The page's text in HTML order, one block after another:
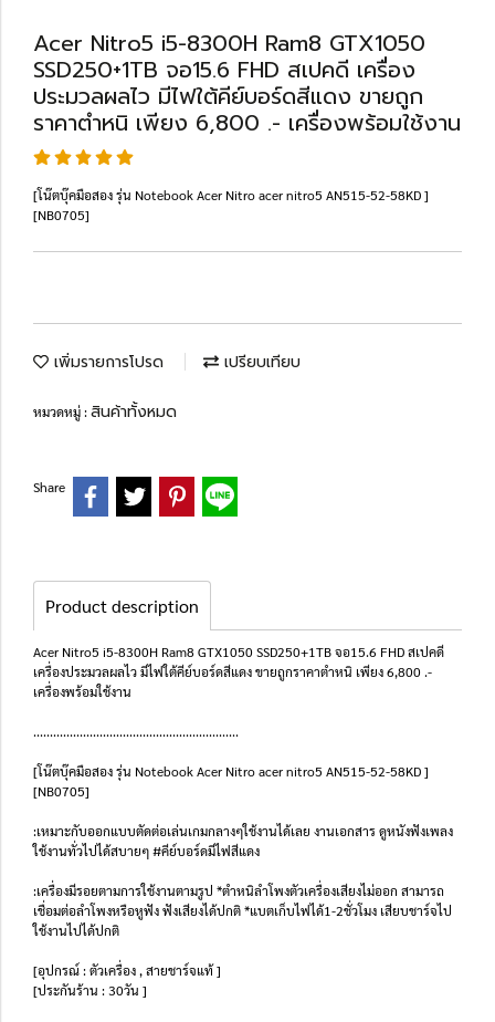
Acer Nitro5 i5-8300H Ram8 GTX1050
SSD250+1TB จอ15.6 FHD สเปคดี เครื่อง
ประมวลผลไว มีไฟใต้คีย์บอร์ดสีแดง ขายถูก
ราคาตำหนิ เพียง 6,800 .- เครื่องพร้อมใช้งาน
[โน๊ตบุ๊คมือสอง รุ่น Notebook Acer Nitro acer nitro5 AN515-52-58KD ]
[NB0705]
เพิ่มรายการโปรด เปรียบเทียบ
หมวดหมู่ :สินค้าทั้งหมด
Share
Product description
Acer Nitro5 i5-8300H Ram8 GTX1050 SSD250+1TB จอ15.6 FHD สเปคดี
เครื่องประมวลผลไว มีไฟใต้คีย์บอร์ดสีแดง ขายถูกราคาตำหนิ เพียง 6,800 .-
เครื่องพร้อมใช้งาน
..............................................................
[โน๊ตบุ๊คมือสอง รุ่น Notebook Acer Nitro acer nitro5 AN515-52-58KD ]
[NB0705]
:เหมาะกับออกแบบตัดต่อเล่นเกมกลางๆใช้งานได้เลย งานเอกสาร ดูหนังฟังเพลง
ใช้งานทั่วไปได้สบายๆ #คีย์บอร์ดมีไฟสีแดง
:เครื่องมีรอยตามการใช้งานตามรูป *ตำหนิลำโพงตัวเครื่องเสียงไม่ออก สามารถ
เชื่อมต่อลำโพงหรือหูฟัง ฟังเสียงได้ปกติ *แบตเก็บไฟได้1-2ชั่วโมง เสียบชาร์จไป
ใช้งานไปได้ปกติ
[อุปกรณ์ : ตัวเครื่อง , สายชาร์จแท้ ]
[ประกันร้าน : 30วัน ]